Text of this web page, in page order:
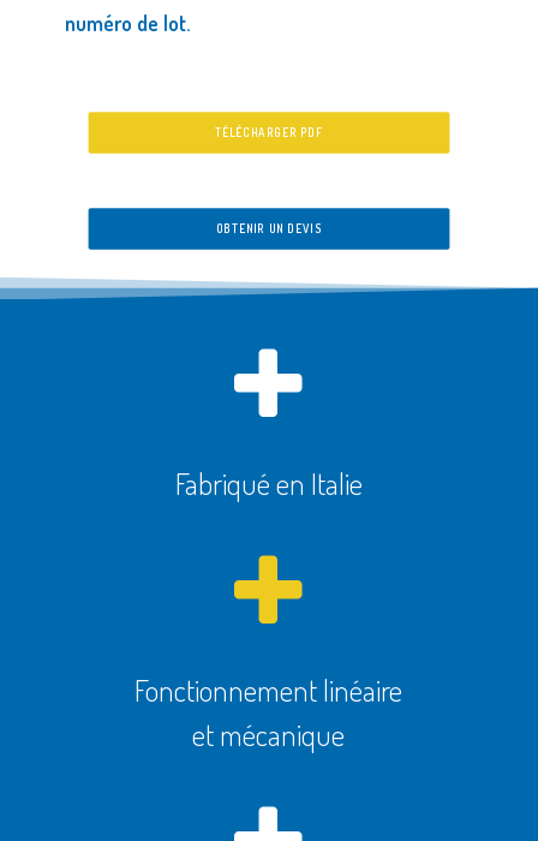
numéro de lot.
TÉLÉCHARGER PDF
OBTENIR UN DEVIS
Fabriqué en Italie
Fonctionnement linéaire
et mécanique